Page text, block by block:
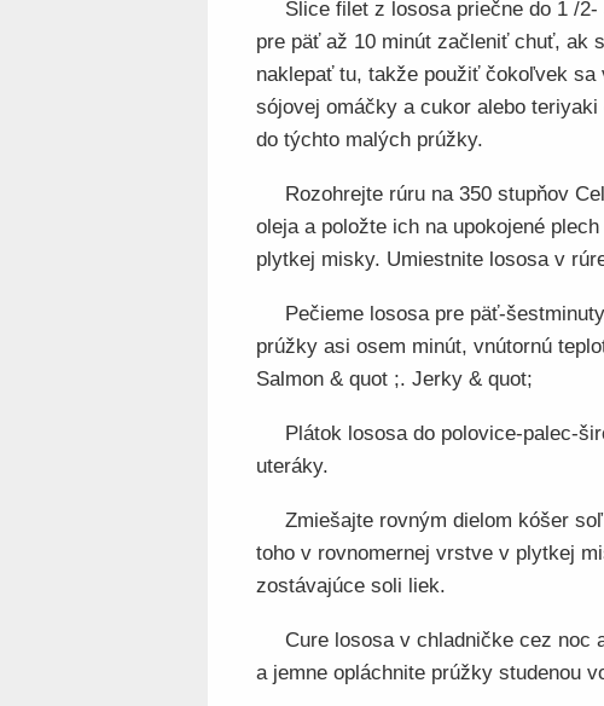
Slice filet z lososa priečne do 1 /
pre päť až 10 minút začleniť chuť, ak
naklepať tu, takže použiť čokoľvek
sójovej omáčky a cukor alebo
do týchto malých prúžky.
Rozohrejte rúru na 350 stupňov
oleja a položte ich na upokojené
plytkej misky. Umiestnite lososa v
Pečieme lososa pre päť-
prúžky asi osem minút, vnútornú
Salmon & quot ;. Jerky & quot;
Plátok lososa do polovice-palec-
uteráky.
Zmiešajte rovným dielom kóšer
toho v rovnomernej vrstve v plytkej
zostávajúce soli liek.
Cure lososa v chladničke cez noc
a jemne opláchnite prúžky studenou